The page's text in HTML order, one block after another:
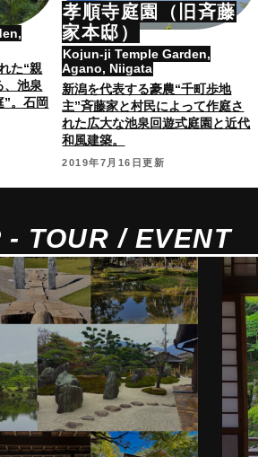
た“親
、池泉
”。石岡
孝順寺庭園（旧斉藤
家本邸）
Kojun-ji Temple Garden,
Agano, Niigata
新潟を代表する豪農“千町歩地
主”斉藤家と村民によって作庭さ
れた広大な池泉回遊式庭園と近代
和風建築。
2019年7月16日更新
- TOUR / EVENT